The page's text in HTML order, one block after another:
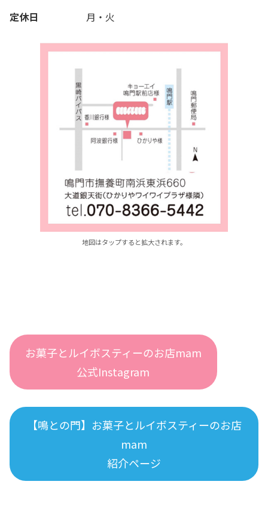
定休日 月・火
地図はタップすると拡大されます。
お菓子とルイボスティーのお店mam
公式Instagram
【鳴との門】お菓子とルイボスティーのお店
mam
紹介ページ